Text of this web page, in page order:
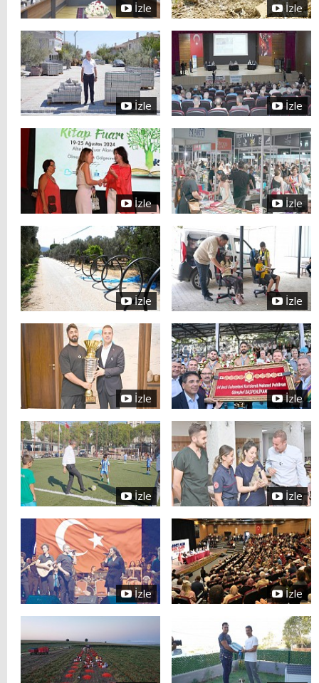
İzle İzle
İzle İzle
İzle İzle
İzle İzle
İzle İzle
İzle İzle
İzle İzle